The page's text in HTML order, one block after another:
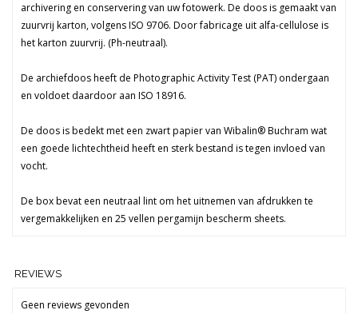
archivering en conservering van uw fotowerk. De doos is gemaakt van
zuurvrij karton, volgens ISO 9706. Door fabricage uit alfa-cellulose is
het karton zuurvrij. (Ph-neutraal).
De archiefdoos heeft de Photographic Activity Test (PAT) ondergaan
en voldoet daardoor aan ISO 18916.
De doos is bedekt met een zwart papier van Wibalin® Buchram wat
een goede lichtechtheid heeft en sterk bestand is tegen invloed van
vocht.
De box bevat een neutraal lint om het uitnemen van afdrukken te
vergemakkelijken en 25 vellen pergamijn bescherm sheets.
REVIEWS
Geen reviews gevonden